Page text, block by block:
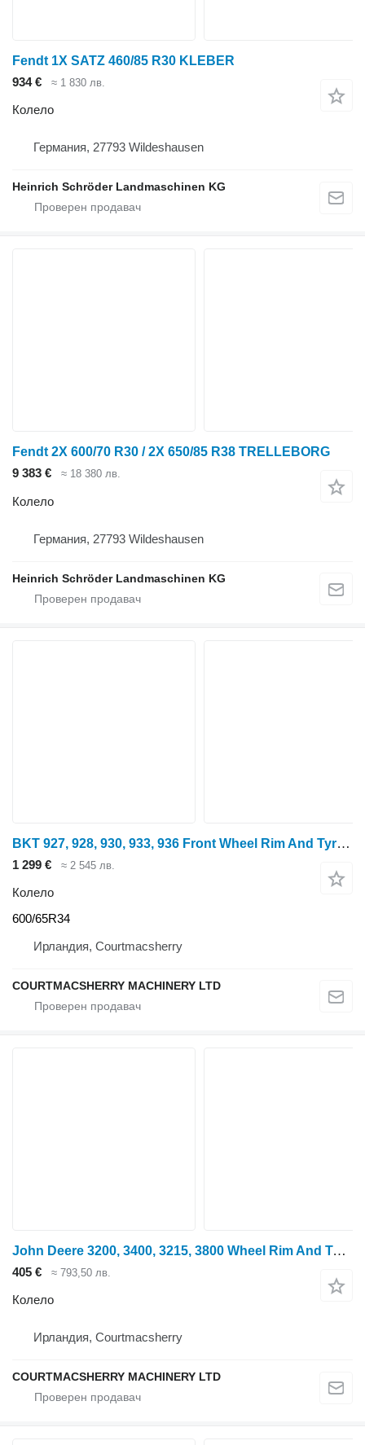
Fendt 1X SATZ 460/85 R30 KLEBER
934 €
≈ 1 830 лв.
Колело
Германия, 27793 Wildeshausen
Heinrich Schröder Landmaschinen KG
Fendt 2X 600/70 R30 / 2X 650/85 R38 TRELLEBORG
9 383 €
≈ 18 380 лв.
Колело
Германия, 27793 Wildeshausen
Heinrich Schröder Landmaschinen KG
BKT 927, 928, 930, 933, 936 Front Wheel Rim And Tyre Pair 600/65r34
1 299 € ≈ 2 545 лв.
Колело
600/65R34
Ирландия, Courtmacsherry
COURTMACSHERRY MACHINERY LTD
John Deere 3200, 3400, 3215, 3800 Wheel Rim And Tyre 19.5l-24, 14x24, Az550
405 € ≈ 793,50 лв.
Колело
Ирландия, Courtmacsherry
COURTMACSHERRY MACHINERY LTD